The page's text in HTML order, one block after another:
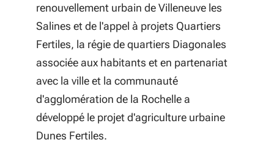
renouvellement urbain de Villeneuve les
Salines et de l'appel à projets Quartiers
Fertiles, la régie de quartiers Diagonales
associée aux habitants et en partenariat
avec la ville et la communauté
d'agglomération de la Rochelle a
développé le projet d'agriculture urbaine
Dunes Fertiles.